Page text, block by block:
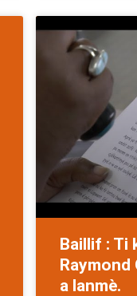
Baillif : Ti
Raymond
a lanmè.